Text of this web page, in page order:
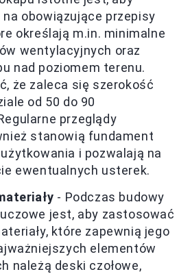
obowiązujące przepisy
określają m.in. minimalne
wentylacyjnych oraz
nad poziomem terenu.
że zaleca się szerokość
od 50 do 90
przeglądy
stanowią fundament
użytkowania i pozwalają na
ewentualnych usterek.
- Podczas budowy
jest, aby zastosować
które zapewnią jego
elementów
należą deski czołowe,